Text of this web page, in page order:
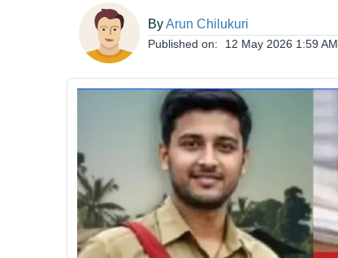
ఆంధ్రప్రదేశ్ ByArun Chilukuri
Published on: 12 May 2026 1:59 AM